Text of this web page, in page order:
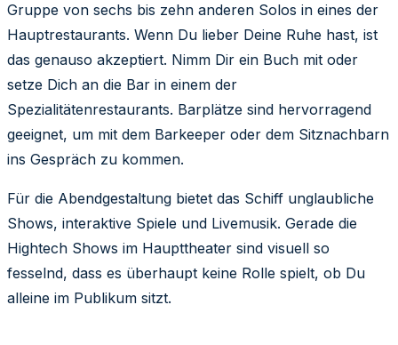
Gruppe von sechs bis zehn anderen Solos in eines der
Hauptrestaurants. Wenn Du lieber Deine Ruhe hast, ist
das genauso akzeptiert. Nimm Dir ein Buch mit oder
setze Dich an die Bar in einem der
Spezialitätenrestaurants. Barplätze sind hervorragend
geeignet, um mit dem Barkeeper oder dem Sitznachbarn
ins Gespräch zu kommen.
Für die Abendgestaltung bietet das Schiff unglaubliche
Shows, interaktive Spiele und Livemusik. Gerade die
Hightech Shows im Haupttheater sind visuell so
fesselnd, dass es überhaupt keine Rolle spielt, ob Du
alleine im Publikum sitzt.